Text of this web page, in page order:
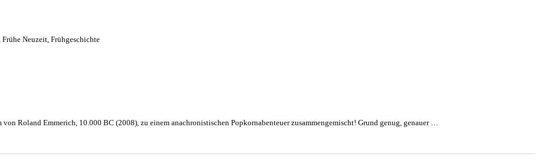
Frühe Neuzeit, Frühgeschichte
Roland Emmerich, 10.000 BC (2008), zu einem anachronistischen Popkornabenteuer zusammengemischt! Grund genug, genauer …